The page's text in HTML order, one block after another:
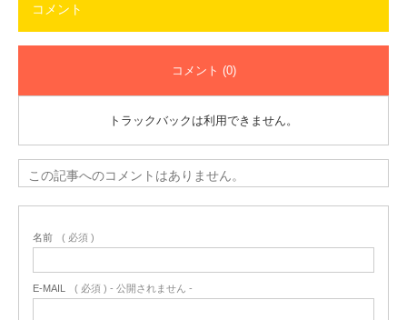
コメント
コメント (0)
トラックバックは利用できません。
この記事へのコメントはありません。
名前 ( 必須 )
E-MAIL ( 必須 ) - 公開されません -